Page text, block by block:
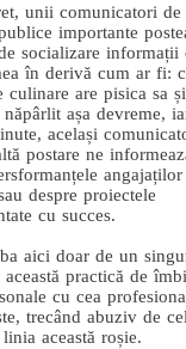
unii comunicatori de
importante
socializare informații
în derivă cum ar fi:
culinare are pisica sa
așa devreme,
același
postare ne
angajaților
despre proiectele
cu succes.
aici doar de un
practică de
cu cea
trecând abuziv de
această roșie.